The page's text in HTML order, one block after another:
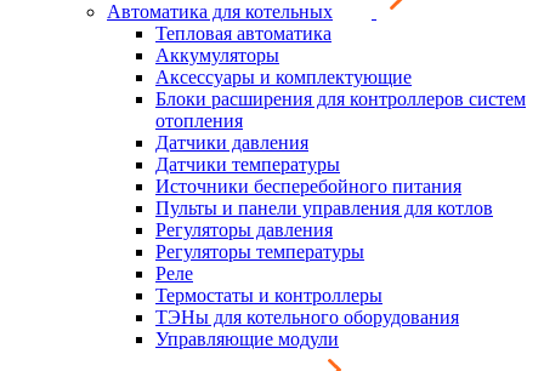
Автоматика для котельных
Тепловая автоматика
Аккумуляторы
Аксессуары и комплектующие
Блоки расширения для контроллеров систем
отопления
Датчики давления
Датчики температуры
Источники бесперебойного питания
Пульты и панели управления для котлов
Регуляторы давления
Регуляторы температуры
Реле
Термостаты и контроллеры
ТЭНы для котельного оборудования
Управляющие модули